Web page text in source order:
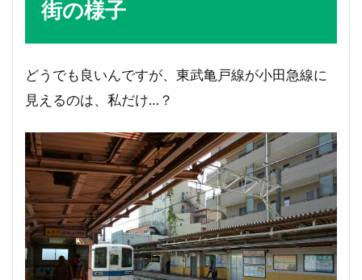
街の様子
どうでも良いんですが、東武亀戸線が小田急線に
見えるのは、私だけ…？